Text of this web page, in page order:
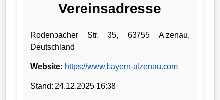
Vereinsadresse
Rodenbacher Str. 35, 63755 Alzenau,
Deutschland
Website: https://www.bayern-alzenau.com
Stand: 24.12.2025 16:38